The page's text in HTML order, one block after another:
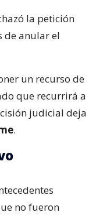
la petición
de anular el
un recurso de
que recurrirá a
judicial deja
.
no fueron